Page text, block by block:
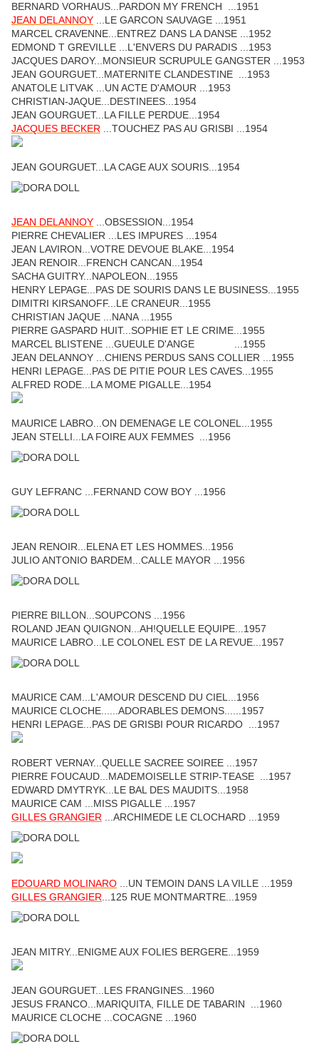
BERNARD VORHAUS...PARDON MY FRENCH ...1951
JEAN DELANNOY ...LE GARCON SAUVAGE ...1951
MARCEL CRAVENNE...ENTREZ DANS LA DANSE ...1952
EDMOND T GREVILLE ...L'ENVERS DU PARADIS ...1953
JACQUES DAROY...MONSIEUR SCRUPULE GANGSTER ...1953
JEAN GOURGUET...MATERNITE CLANDESTINE ...1953
ANATOLE LITVAK ...UN ACTE D'AMOUR ...1953
CHRISTIAN-JAQUE...DESTINEES...1954
JEAN GOURGUET...LA FILLE PERDUE...1954
JACQUES BECKER ...TOUCHEZ PAS AU GRISBI ...1954
JEAN GOURGUET...LA CAGE AUX SOURIS...1954
JEAN DELANNOY
...OBSESSION...1954
PIERRE CHEVALIER ...LES IMPURES ...1954
JEAN LAVIRON...VOTRE DEVOUE BLAKE...1954
JEAN RENOIR...FRENCH CANCAN...1954
SACHA GUITRY...NAPOLEON...1955
HENRY LEPAGE...PAS DE SOURIS DANS LE BUSINESS...1955
DIMITRI KIRSANOFF...LE CRANEUR...1955
CHRISTIAN JAQUE ...NANA ...1955
PIERRE GASPARD HUIT...SOPHIE ET LE CRIME...1955
MARCEL BLISTENE ...GUEULE D'ANGE ...1955
JEAN DELANNOY ...CHIENS PERDUS SANS COLLIER ...1955
HENRI LEPAGE...PAS DE PITIE POUR LES CAVES...1955
ALFRED RODE...LA MOME PIGALLE...1954
MAURICE LABRO...ON DEMENAGE LE COLONEL...1955
JEAN STELLI...LA FOIRE AUX FEMMES ...1956
GUY LEFRANC ...FERNAND COW BOY ...1956
JEAN RENOIR...ELENA ET LES HOMMES...1956
JULIO ANTONIO BARDEM...CALLE MAYOR ...1956
PIERRE BILLON...SOUPCONS ...1956
ROLAND JEAN QUIGNON...AH!QUELLE EQUIPE...1957
MAURICE LABRO...LE COLONEL EST DE LA REVUE...1957
MAURICE CAM...L'AMOUR DESCEND DU CIEL...1956
MAURICE CLOCHE......ADORABLES DEMONS......1957
HENRI LEPAGE...PAS DE GRISBI POUR RICARDO ...1957
ROBERT VERNAY...QUELLE SACREE SOIREE ...1957
PIERRE FOUCAUD...MADEMOISELLE STRIP-TEASE ...1957
EDWARD DMYTRYK...LE BAL DES MAUDITS...1958
MAURICE CAM ...MISS PIGALLE ...1957
GILLES GRANGIER ...ARCHIMEDE LE CLOCHARD ...1959
EDOUARD MOLINARO ...UN TEMOIN DANS LA VILLE ...1959
GILLES GRANGIER ...125 RUE MONTMARTRE...1959
JEAN MITRY...ENIGME AUX FOLIES BERGERE...1959
JEAN GOURGUET...LES FRANGINES...1960
JESUS FRANCO...MARIQUITA, FILLE DE TABARIN ...1960
MAURICE CLOCHE ...COCAGNE ...1960